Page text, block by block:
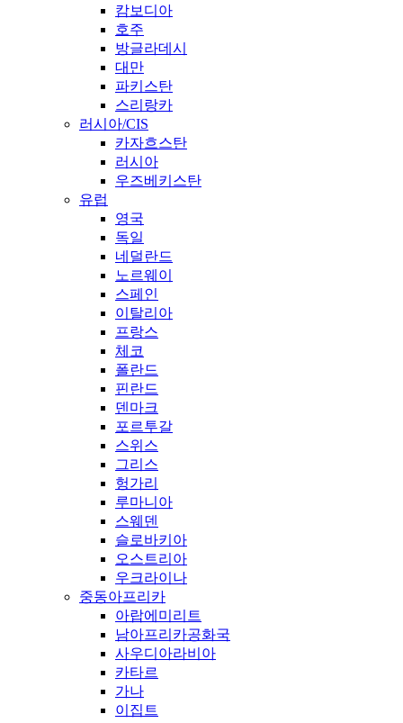
캄보디아
호주
방글라데시
대만
파키스탄
스리랑카
러시아/CIS
카자흐스탄
러시아
우즈베키스탄
유럽
영국
독일
네덜란드
노르웨이
스페인
이탈리아
프랑스
체코
폴란드
핀란드
덴마크
포르투갈
스위스
그리스
헝가리
루마니아
스웨덴
슬로바키아
오스트리아
우크라이나
중동아프리카
아랍에미리트
남아프리카공화국
사우디아라비아
카타르
가나
이집트